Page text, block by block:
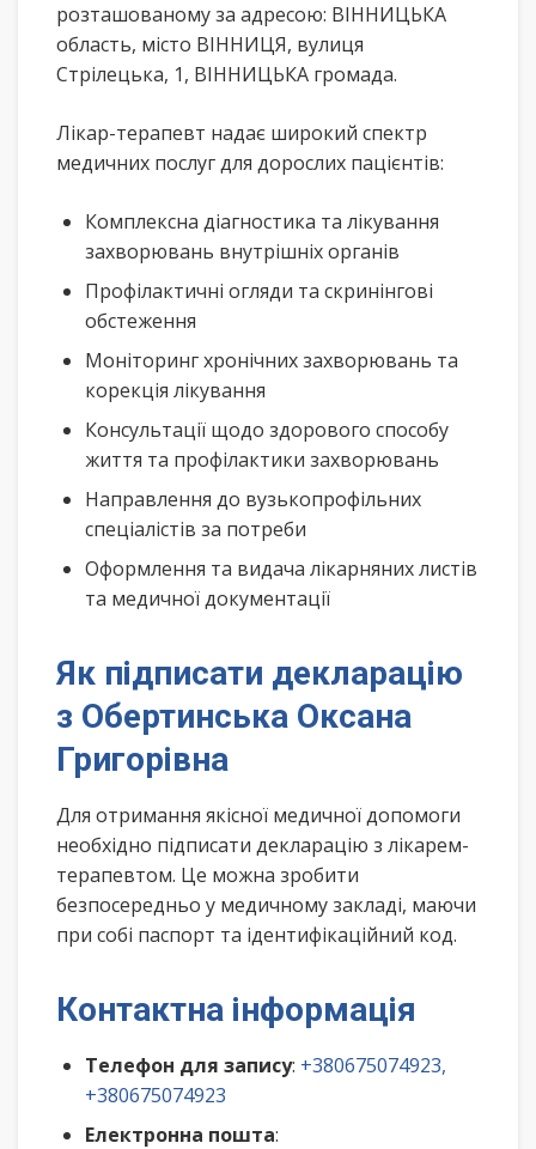
розташованому за адресою: ВІННИЦЬКА
область, місто ВІННИЦЯ, вулиця
Стрілецька, 1, ВІННИЦЬКА громада.
Лікар-терапевт надає широкий спектр
медичних послуг для дорослих пацієнтів:
Комплексна діагностика та лікування
захворювань внутрішніх органів
Профілактичні огляди та скринінгові
обстеження
Моніторинг хронічних захворювань та
корекція лікування
Консультації щодо здорового способу
життя та профілактики захворювань
Направлення до вузькопрофільних
спеціалістів за потреби
Оформлення та видача лікарняних листів
та медичної документації
Як підписати декларацію
з Обертинська Оксана
Григорівна
Для отримання якісної медичної допомоги
необхідно підписати декларацію з лікарем-
терапевтом. Це можна зробити
безпосередньо у медичному закладі, маючи
при собі паспорт та ідентифікаційний код.
Контактна інформація
Телефон для запису: +380675074923,
+380675074923
Електронна пошта: